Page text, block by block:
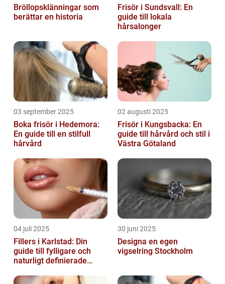
Bröllopsklänningar som
berättar en historia
Frisör i Sundsvall: En
guide till lokala
hårsalonger
03 september 2025
Boka frisör i Hedemora:
En guide till en stilfull
hårvård
02 augusti 2025
Frisör i Kungsbacka: En
guide till hårvård och stil i
Västra Götaland
04 juli 2025
Fillers i Karlstad: Din
guide till fylligare och
naturligt definierade
30 juni 2025
Designa en egen
vigselring Stockholm